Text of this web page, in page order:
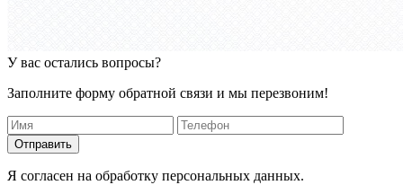
У вас остались вопросы?
Заполните форму обратной связи и мы перезвоним!
Отправить
Я согласен на обработку персональных данных.